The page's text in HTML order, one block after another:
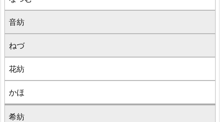
音紡
ねづ
花紡
かほ
希紡